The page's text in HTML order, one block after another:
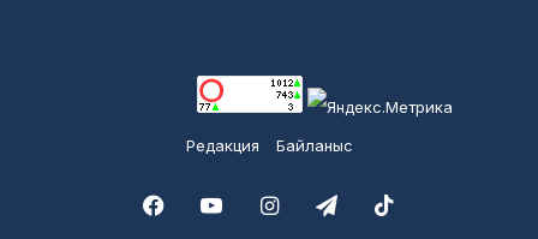
Редакция Байланыс
FacebookYouTubeInstagramTelegram